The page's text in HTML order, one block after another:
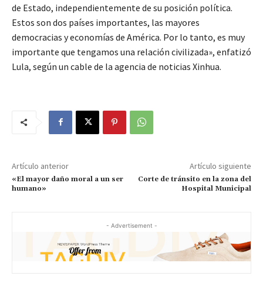
de Estado, independientemente de su posición política.
Estos son dos países importantes, las mayores
democracias y economías de América. Por lo tanto, es muy
importante que tengamos una relación civilizada», enfatizó
Lula, según un cable de la agencia de noticias Xinhua.
Artículo anterior
«El mayor daño moral a un ser
humano»
Artículo siguiente
Corte de tránsito en la zona del
Hospital Municipal
- Advertisement -